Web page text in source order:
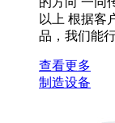
以上 根据客
品，我们能行
查看更多
制造设备